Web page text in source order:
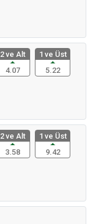
2 ve Alt
4.07
1 ve Üst
5.22
2 ve Alt
3.58
1 ve Üst
9.42